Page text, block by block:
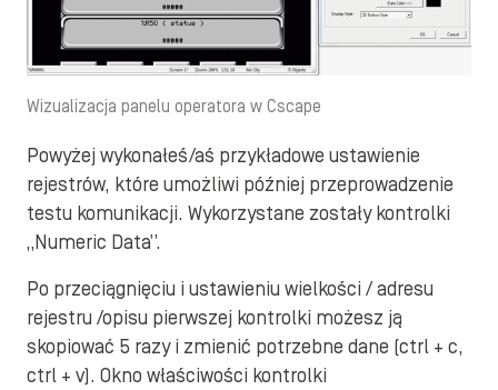
Wizualizacja panelu operatora w Cscape
Powyżej wykonałeś/aś przykładowe ustawienie
rejestrów, które umożliwi później przeprowadzenie
testu komunikacji. Wykorzystane zostały kontrolki
„Numeric Data”.
Po przeciągnięciu i ustawieniu wielkości / adresu
rejestru /opisu pierwszej kontrolki możesz ją
skopiować 5 razy i zmienić potrzebne dane (ctrl + c,
ctrl + v). Okno właściwości kontrolki